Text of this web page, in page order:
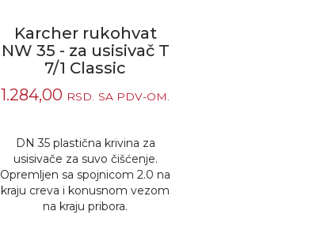
Karcher rukohvat
NW 35 - za usisivač T
7/1 Classic
1.284,00 RSD. SA PDV-OM.
DN 35 plastična krivina za
usisivače za suvo čišćenje.
Opremljen sa spojnicom 2.0 na
kraju creva i konusnom vezom
na kraju pribora.